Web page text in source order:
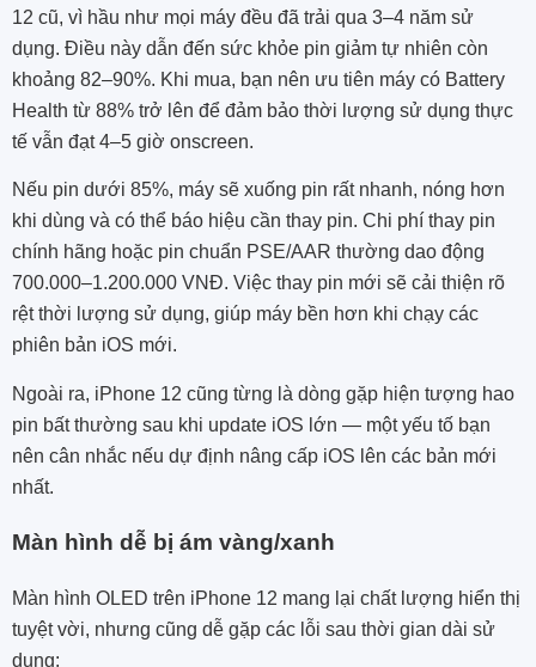
12 cũ, vì hầu như mọi máy đều đã trải qua 3–4 năm sử
dụng. Điều này dẫn đến sức khỏe pin giảm tự nhiên còn
khoảng 82–90%. Khi mua, bạn nên ưu tiên máy có Battery
Health từ 88% trở lên để đảm bảo thời lượng sử dụng thực
tế vẫn đạt 4–5 giờ onscreen.
Nếu pin dưới 85%, máy sẽ xuống pin rất nhanh, nóng hơn
khi dùng và có thể báo hiệu cần thay pin. Chi phí thay pin
chính hãng hoặc pin chuẩn PSE/AAR thường dao động
700.000–1.200.000 VNĐ. Việc thay pin mới sẽ cải thiện rõ
rệt thời lượng sử dụng, giúp máy bền hơn khi chạy các
phiên bản iOS mới.
Ngoài ra, iPhone 12 cũng từng là dòng gặp hiện tượng hao
pin bất thường sau khi update iOS lớn — một yếu tố bạn
nên cân nhắc nếu dự định nâng cấp iOS lên các bản mới
nhất.
Màn hình dễ bị ám vàng/xanh
Màn hình OLED trên iPhone 12 mang lại chất lượng hiển thị
tuyệt vời, nhưng cũng dễ gặp các lỗi sau thời gian dài sử
dụng: